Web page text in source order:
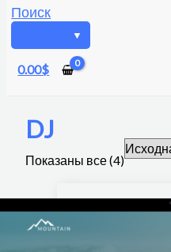
Поиск
0.00$
DJ
Показаны все (4)